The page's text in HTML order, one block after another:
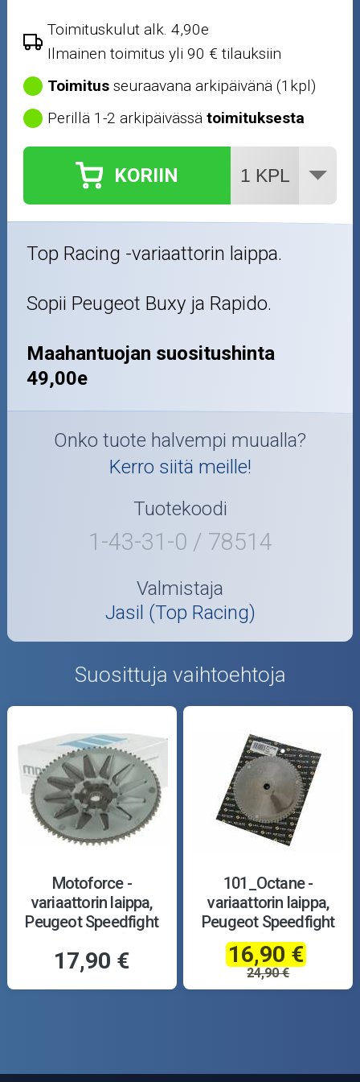
Nastarenkaat
Renkaat ja vanteet
Öljyt ja kemikaalit
Työkalut
Outlet-tuotteet
Toimituskulut alk. 4,90e
Ilmainen toimitus yli 90 € tilauksiin
Toimitus seuraavana arkipäivänä (1kpl)
Perillä 1-2 arkipäivässätoimituksesta
KORIIN
Top Racing -variaattorin laippa.
Sopii Peugeot Buxy ja Rapido.
Maahantuojan suositushinta
49,00e
Onko tuote halvempi muualla?
Kerro siitä meille!
Tuotekoodi
1-43-31-0 / 78514
Valmistaja
Jasil (Top Racing)
Suosittuja vaihtoehtoja
Motoforce -
variaattorin laippa,
Peugeot Speedfight
17,90 €
101_Octane -
variaattorin laippa,
Peugeot Speedfight
1/2 (pysty)
16,90 €
24,90 €